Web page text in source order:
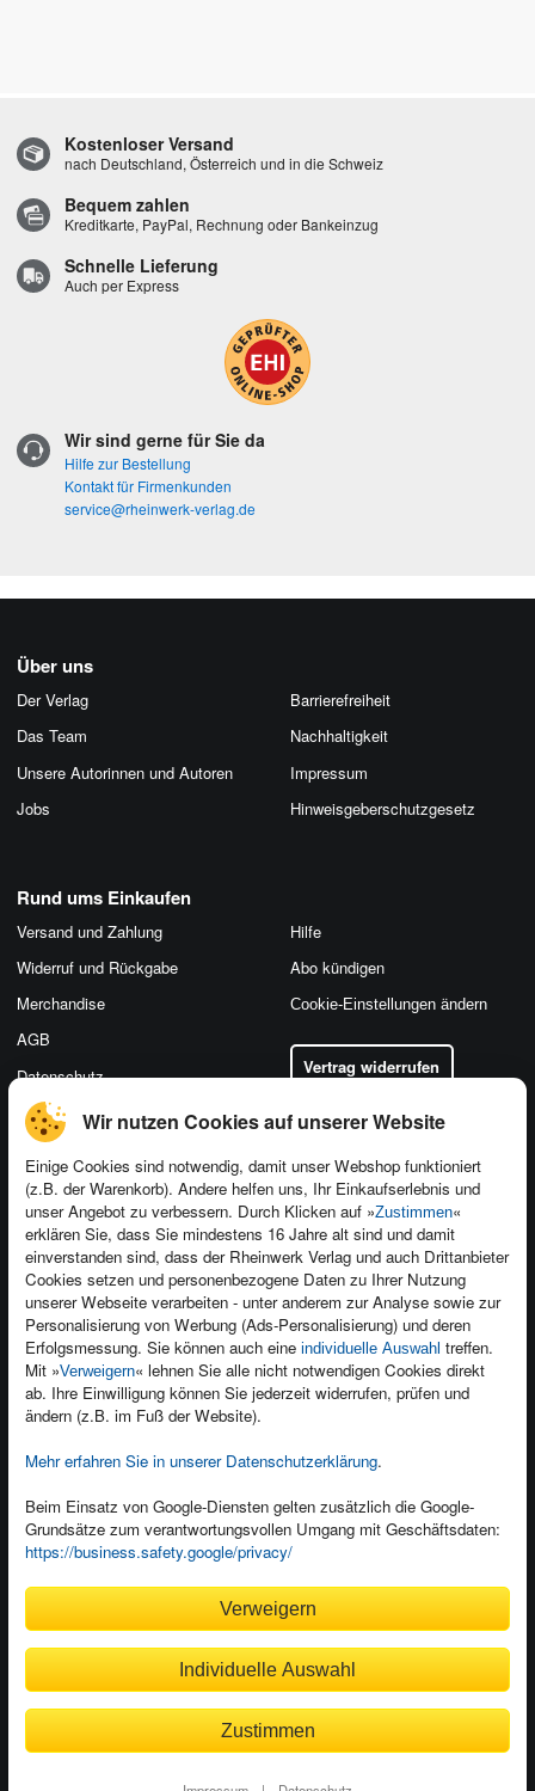
Wir nutzen Cookies auf unserer Website
Einige Cookies sind notwendig, damit unser Webshop funktioniert
(z.B. der Warenkorb). Andere helfen uns, Ihr Einkaufserlebnis und
unser Angebot zu verbessern. Durch Klicken auf »Zustimmen«
erklären Sie, dass Sie mindestens 16 Jahre alt sind und damit
einverstanden sind, dass der Rheinwerk Verlag und auch Drittanbieter
Cookies setzen und personenbezogene Daten zu Ihrer Nutzung
unserer Webseite verarbeiten - unter anderem zur Analyse sowie zur
Personalisierung von Werbung (Ads-Personalisierung) und deren
Erfolgsmessung. Sie können auch eine individuelle Auswahl treffen.
Mit »Verweigern« lehnen Sie alle nicht notwendigen Cookies direkt
ab. Ihre Einwilligung können Sie jederzeit widerrufen, prüfen und
ändern (z.B. im Fuß der Website).
Mehr erfahren Sie in unserer Datenschutzerklärung.
Beim Einsatz von Google-Diensten gelten zusätzlich die Google-
Grundsätze zum verantwortungsvollen Umgang mit Geschäftsdaten:
https://business.safety.google/privacy/
Zustimmen
Verweigern
Individuelle Auswahl
Kostenloser Versand
nach Deutschland, Österreich und in die Schweiz
Bequem zahlen
Kreditkarte, PayPal, Rechnung oder Bankeinzug
Schnelle Lieferung
Auch per Express
Wir sind gerne für Sie da
Hilfe zur Bestellung
Kontakt für Firmenkunden
service@rheinwerk-verlag.de
Über uns
Der Verlag
Das Team
Unsere Autorinnen und Autoren
Jobs
Barrierefreiheit
Nachhaltigkeit
Impressum
Hinweis­geber­schutz­gesetz
Kontakt
Newsletter
Für Unternehmen
Presseservice
Dozentenservice
Produktfeedback
Foreign Rights
Ein Buch schreiben
Rund ums Einkaufen
Versand und Zahlung
Widerruf und Rückgabe
Merchandise
AGB
Datenschutz
Hilfe
Abo kündigen
Cookie-Einstellungen ändern
Vertrag widerrufen
Kundenservice
Wir sind gerne für Sie da!
service@rheinwerk-verlag.de
Rechnung Bankeinzug
Rheinwerk Verlag GmbH